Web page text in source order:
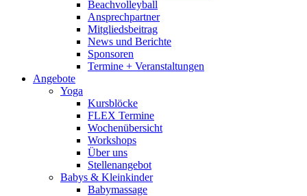
Beachvolleyball
Ansprechpartner
Mitgliedsbeitrag
News und Berichte
Sponsoren
Termine + Veranstaltungen
Angebote
Yoga
Kursblöcke
FLEX Termine
Wochenübersicht
Workshops
Über uns
Stellenangebot
Babys & Kleinkinder
Babymassage